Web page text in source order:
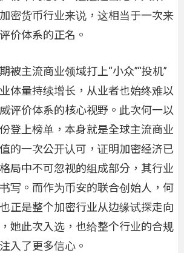
密货币行业来说，这相当于一次来
价体系的正名。
被主流商业领域打上“小众”“投机”
体量持续增长，从业者也始终难以
评价体系的核心视野。此次何一以
登上榜单，本身就是全球主流商业
的一次公开认可，证明加密经济已
局中不可忽视的组成部分，其行业
写。而作为币安的联合创始人，何
正是整个加密行业从边缘试探走向
她此次入选，也给整个行业的合规
入了更多信心。